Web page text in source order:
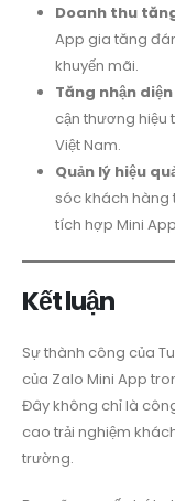
Doanh thu
App gia tăng
khuyến mãi.
Tăng nhận
cận thương hiệu
Việt Nam.
Quản lý hiệu
sóc khách hàng
tích hợp Mini
Kết luận
Sự thành công của
của Zalo Mini App
Đây không chỉ là
cao trải nghiệm
trường.